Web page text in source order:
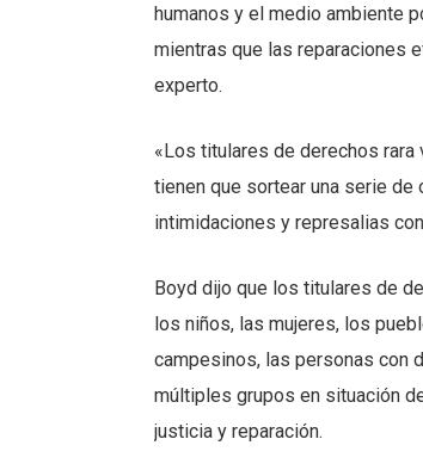
humanos y el medio ambiente
mientras que las reparaciones
experto.
«Los titulares de derechos
tienen que sortear una serie
intimidaciones y represalias
Boyd dijo que los titulares de
los niños, las mujeres, los
campesinos, las personas con
múltiples grupos en situación
justicia y reparación.